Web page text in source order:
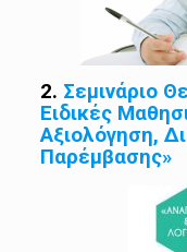
2. Σεμινάριο
Ειδικές
Αξιολόγηση,
Παρέμβασης»